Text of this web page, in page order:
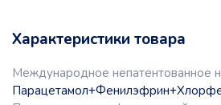
Характеристики товара
Международное непатентованное